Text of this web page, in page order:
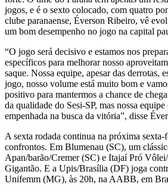
jogos, e é o sexto colocado, com quatro
clube paranaense, Éverson Ribeiro, vê
um bom desempenho no jogo na capital
“O jogo será decisivo e estamos nos
específicos para melhorar nosso
saque. Nossa equipe, apesar das derrotas,
jogo, nosso volume está muito bom e
positivo para mantermos a chance de
da qualidade do Sesi-SP, mas nossa
empenhada na busca da vitória”, disse
A sexta rodada continua na próxima
confrontos. Em Blumenau (SC), um
Apan/barão/Cremer (SC) e Itajaí Pró
Gigantão. E a Upis/Brasília (DF) joga
Unifemm (MG), às 20h, na AABB, em